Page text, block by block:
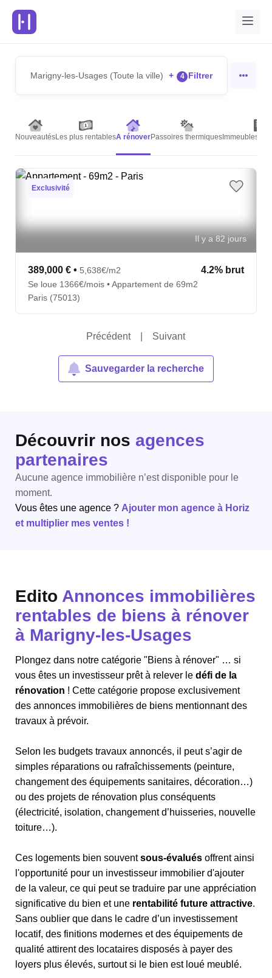
Marigny-les-Usages (Toute la ville) + 4 Filtrer
NouveautésLes plus rentablesA rénoverPassoires thermiques Immeubles de
Exclusivité
Il y a 82 jours
389,000 € • 5,638€/m2 4.2% brut
Se loue 1366€/mois • Appartement de 69m2
Paris (75013)
Précédent Suivant
Sauvegarder la recherche
Découvrir nos agences
partenaires
Aucune agence immobilière n’est disponible pour le
moment.
Vous êtes une agence ? Ajouter mon agence à Horiz
et multiplier mes ventes !
Edito Annonces immobilières
rentables de biens à rénover
à Marigny-les-Usages
Plongez dans notre catégorie "Biens à rénover" … si
vous êtes un investisseur prêt à relever le défi de la
rénovation ! Cette catégorie propose exclusivement
des annonces immobilières de biens mentionnant des
travaux à prévoir.
Selon les budgets travaux annoncés, il peut s’agir de
simples réparations ou rafraîchissements (peinture,
changement des équipements sanitaires, décoration…)
ou des projets de rénovation plus conséquents
(électricité, isolation, changement d’huisseries, nouvelle
toiture…).
Ces logements bien souventsous-évalués offrent ainsi
l'opportunité pour un investisseur immobilier d'ajouter
de la valeur, ce qui peut se traduire par une appréciation
significative du bien et une rentabilité future attractive.
Sans oublier que dans le cadre d’un investissement
locatif, des finitions modernes et des équipements de
qualité attirent des locataires disposés à payer des
loyers plus élevés, surtout si le bien est loué meublé.